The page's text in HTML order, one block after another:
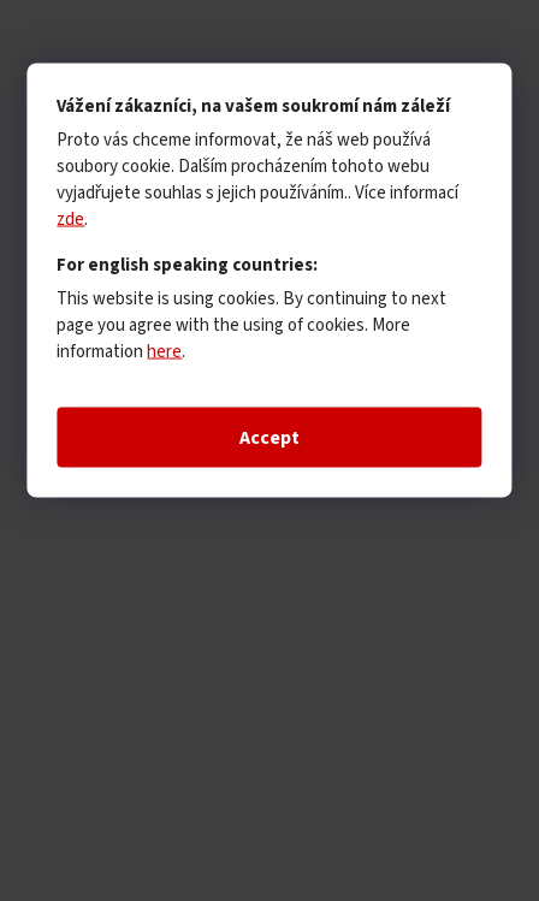
Vážení zákazníci, na vašem soukromí nám záleží
Proto vás chceme informovat, že náš web používá
soubory cookie. Dalším procházením tohoto webu
vyjadřujete souhlas s jejich používáním.. Více informací
zde.
For english speaking countries:
This website is using cookies. By continuing to next
page you agree with the using of cookies. More
informationhere.
Accept